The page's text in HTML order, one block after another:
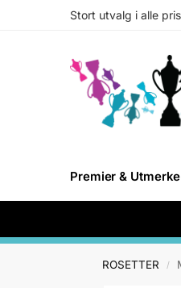
Stort utvalg i alle
Premier &
ROSETTER /